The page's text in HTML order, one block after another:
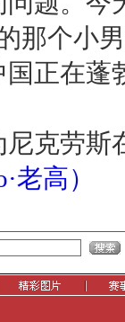
那个小
国正在蓬
劳斯
老高）